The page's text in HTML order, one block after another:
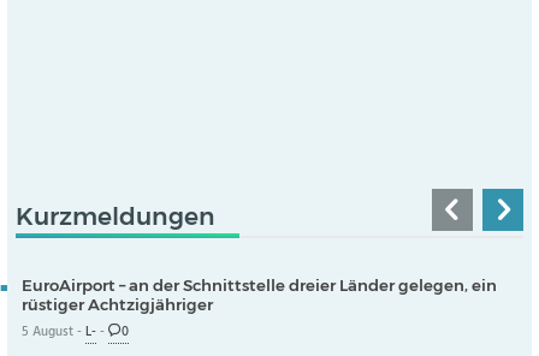
Kurzmeldungen
EuroAirport – an der Schnittstelle dreier Länder gelegen, ein
rüstiger Achtzigjähriger
5 August -L-- 0